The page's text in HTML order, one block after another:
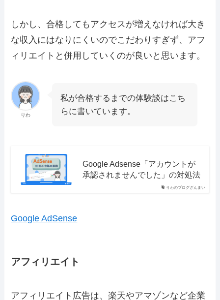
しかし、合格してもアクセスが増えなければ大き
な収入にはなりにくいのでこだわりすぎず、 アフ
ィリエイトと併用 していくのが良いと思います。
りわ
私が合格するまでの体験談はこち
らに書いています。
りわのブログざんまい
Google Adsense「アカウントが
承認されませんでした」の対処法
Google AdSense
アフィリエイト
アフィリエイト広告は、楽天やアマゾンなど企業